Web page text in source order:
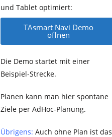
und Tablet optimiert:
TAsmart Navi Demo
öffnen
Die Demo startet mit einer
Beispiel-Strecke.
Planen kann man hier spontane
Ziele per AdHoc-Planung.
Übrigens: Auch ohne Plan ist das